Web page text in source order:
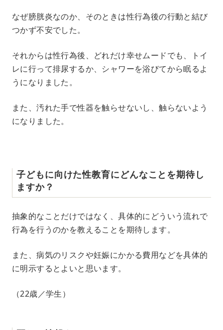
なぜ膀胱炎なのか、そのときは性行為後の行動と結び
つかず不安でした。
それからは性行為後、どれだけ幸せムードでも、トイ
レに行って排尿するか、シャワーを浴びてから眠るよ
うになりました。
また、汚れた手で性器を触らせないし、触らないよう
になりました。
子どもに向けた性教育にどんなことを期待し
ますか？
抽象的なことだけではなく、具体的にどういう流れで
行為を行うのかを教えることを期待します。
また、病気のリスクや妊娠にかかる費用などを具体的
に明示するとよいと思います。
（22歳／学生）